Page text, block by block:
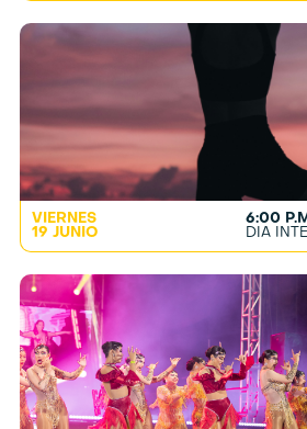
VIERNES
19 JUNIO
6:00